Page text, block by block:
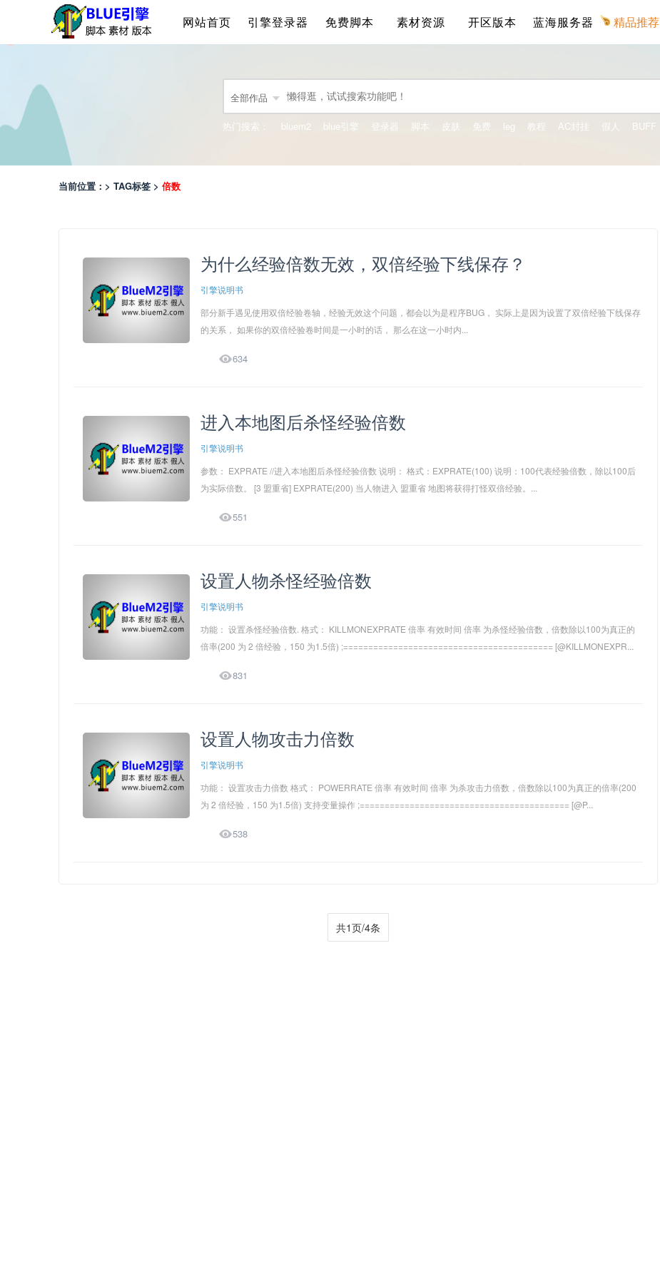
网站首页 引擎登录器 免费脚本 素材资源 开区版本 蓝海服务器 精品推荐
全部作品
热门搜索： bluem2 blue引擎 登录器 脚本 皮肤 免费 leg 教程 AC封挂 假人 BUFF
当前位置：> TAG标签 > 倍数
为什么经验倍数无效，双倍经验下线保存？
引擎说明书
部分新手遇见使用双倍经验卷轴，经验无效这个问题，都会以为是程序BUG， 实际上是因为设置了双倍经验下线保存
的关系， 如果你的双倍经验卷时间是一小时的话， 那么在这一小时内...
634
进入本地图后杀怪经验倍数
引擎说明书
参数： EXPRATE //进入本地图后杀怪经验倍数 说明： 格式：EXPRATE(100) 说明：100代表经验倍数，除以100后
为实际倍数。 [3 盟重省] EXPRATE(200) 当人物进入 盟重省 地图将获得打怪双倍经验。...
551
设置人物杀怪经验倍数
引擎说明书
功能： 设置杀怪经验倍数. 格式： KILLMONEXPRATE 倍率 有效时间 倍率 为杀怪经验倍数，倍数除以100为真正的
倍率(200 为 2 倍经验，150 为1.5倍) ;========================================== [@KILLMONEXPR...
831
设置人物攻击力倍数
引擎说明书
功能： 设置攻击力倍数 格式： POWERRATE 倍率 有效时间 倍率 为杀攻击力倍数，倍数除以100为真正的倍率(200
为 2 倍经验，150 为1.5倍) 支持变量操作 ;========================================== [@P...
538
共1页/4条